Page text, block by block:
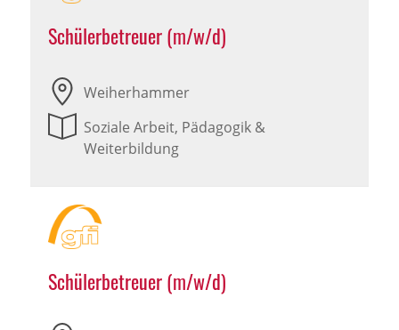
Schülerbetreuer (m/w/d)
Weiherhammer
Soziale Arbeit, Pädagogik &
Weiterbildung
Schülerbetreuer (m/w/d)